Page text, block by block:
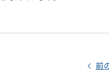
前